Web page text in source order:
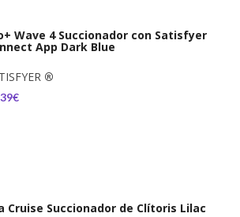
Wave 4 Succionador con Satisfyer
App Dark Blue
®
Cruise Succionador de Clítoris Lilac